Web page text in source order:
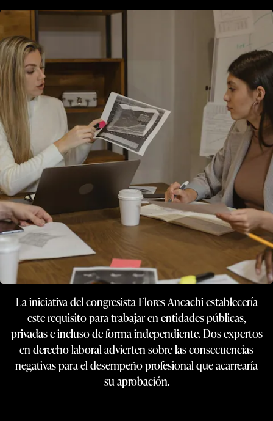
La iniciativa del congresista Flores Ancachi establecería
este requisito para trabajar en entidades públicas,
privadas e incluso de forma independiente. Dos expertos
en derecho laboral advierten sobre las consecuencias
negativas para el desempeño profesional que acarrearía
su aprobación.